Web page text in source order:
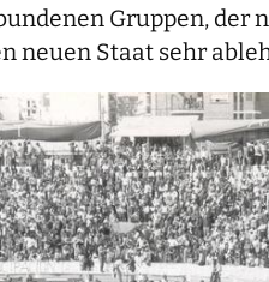
Gruppen,
Staat sehr